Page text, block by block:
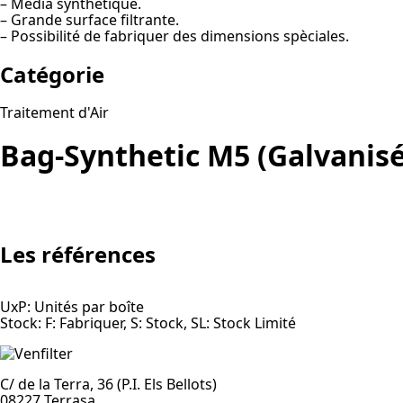
– Grande surface filtrante.
– Possibilité de fabriquer des dimensions spèciales.
Catégorie
Traitement d'Air
Bag-Synthetic M5
Les références
UxP: Unités par boîte
Stock: F: Fabriquer, S: Stock, SL: Stock Limité
C/ de la Terra, 36 (P.I. Els Bellots)